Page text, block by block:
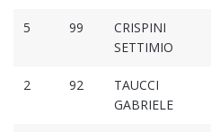
5 99
CRISPINI
SETTIMIO
2 92
TAUCCI
GABRIELE